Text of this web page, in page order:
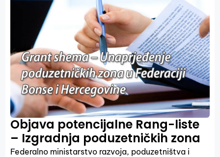
Objava potencijalne Rang-liste
– Izgradnja poduzetničkih zona
Federalno ministarstvo razvoja, poduzetništva i